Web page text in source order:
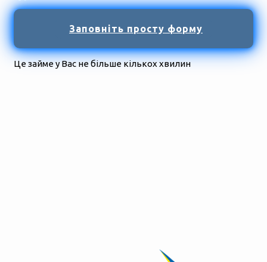
Заповніть просту форму
Це займе у Вас не більше кількох хвилин